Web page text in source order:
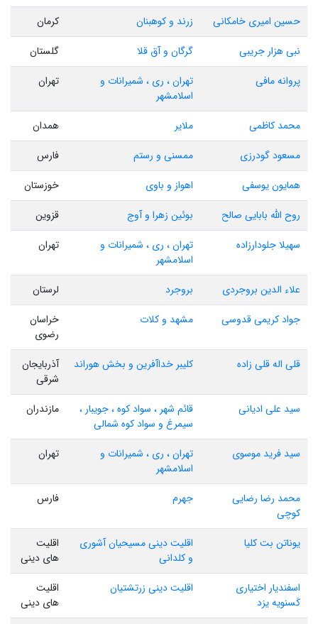
حسین امیری خامکانی
زرند و کوهبنان
کرمان
نبی هزار جریبی
گرگان و آق قلا
گلستان
پروانه مافی
تهران ، ری ، شمیرانات و
اسلامشهر
تهران
محمد کاظمی ملایر
همدان
مسعود گودرزی
ممسنی و رستم
فارس
همایون یوسفی
اهواز و باوی
خوزستان
روح الله بابایی صالح
بوئین زهرا و آوج
قزوین
سهیلا جلودارزاده
تهران ، ری ، شمیرانات و
اسلامشهر
تهران
علاء الدین بروجردی بروجرد
لرستان
جواد کریمی قدوسی
مشهد و کلات
خراسان
رضوی
قلی اله قلی زاده
کلیبر خداآفرین و بخش هوراند
آذربایجان
شرقی
سید علی ادیانی
قائم شهر ، سواد کوه ، جویبار ،
سیمرغ و سواد کوه شمالی
مازندران
سید فرید موسوی
تهران ، ری ، شمیرانات و
اسلامشهر
تهران
محمد رضا رضایی
کوچی
جهرم فارس
یوناتن بت کلیا
اقلیت دینی مسیحیان آشوری
و کلدانی
اقلیت
های دینی
اسفندیار اختیاری
کَسنویه یزد
اقلیت دینی زرتشتیان
اقلیت
های دینی